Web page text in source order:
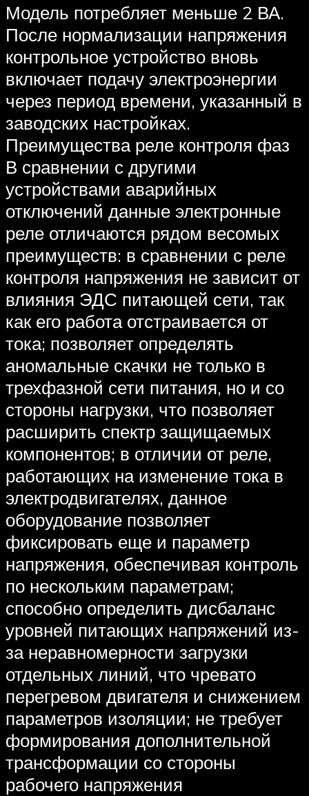
Модель потребляет меньше 2 ВА.
После нормализации напряжения
контрольное устройство вновь
включает подачу электроэнергии
через период времени, указанный в
заводских настройках.
Преимущества реле контроля фаз
В сравнении с другими
устройствами аварийных
отключений данные электронные
реле отличаются рядом весомых
преимуществ: в сравнении с реле
контроля напряжения не зависит от
влияния ЭДС питающей сети, так
как его работа отстраивается от
тока; позволяет определять
аномальные скачки не только в
трехфазной сети питания, но и со
стороны нагрузки, что позволяет
расширить спектр защищаемых
компонентов; в отличии от реле,
работающих на изменение тока в
электродвигателях, данное
оборудование позволяет
фиксировать еще и параметр
напряжения, обеспечивая контроль
по нескольким параметрам;
способно определить дисбаланс
уровней питающих напряжений из-
за неравномерности загрузки
отдельных линий, что чревато
перегревом двигателя и снижением
параметров изоляции; не требует
формирования дополнительной
трансформации со стороны
рабочего напряжения